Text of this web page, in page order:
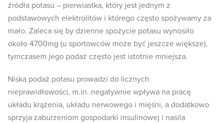
źródła potasu – pierwiastka, który jest jednym z
podstawowych elektrolitów i którego często spożywamy za
mało. Zaleca się by dzienne spożycie potasu wynosiło
około 4700mg (u sportowców może być jeszcze większe),
tymczasem jego podaż często jest istotnie mniejsza.
Niska podaż potasu prowadzi do licznych
nieprawidłowości, m.in. negatywnie wpływa na pracę
układu krążenia, układu nerwowego i mięśni, a dodatkowo
sprzyja zaburzeniom gospodarki insulinowej i nasila